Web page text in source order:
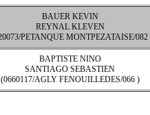
BAUER KEVIN
REYNAL KLEVEN
PETANQUE MONTPEZATAISE/082
BAPTISTE NINO
SANTIAGO SEBASTIEN
(0660117/AGLY FENOUILLEDES/066 )